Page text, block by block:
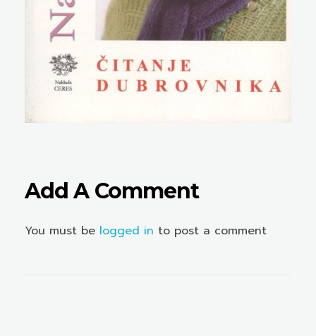
Add A Comment
You must be logged in to post a comment